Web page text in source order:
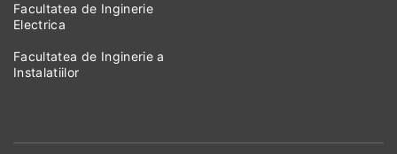
Facultatea de Inginerie
Electrica
Facultatea de Inginerie a
Instalatiilor